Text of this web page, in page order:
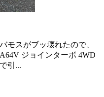
モスがブッ壊れたので、
ジョインターボ 4WD
引...